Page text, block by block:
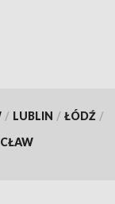
/ LUBLIN / ŁÓDŹ /